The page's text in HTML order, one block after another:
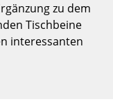
zu dem
Tischbeine
interessanten